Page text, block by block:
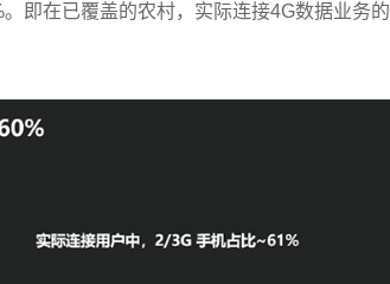
即在已覆盖的农村，实际连接4G数据业务的